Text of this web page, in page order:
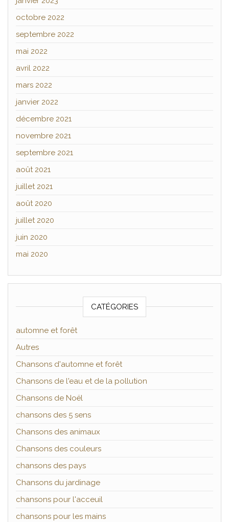
octobre 2022
septembre 2022
mai 2022
avril 2022
mars 2022
janvier 2022
décembre 2021
novembre 2021
septembre 2021
août 2021
juillet 2021
août 2020
juillet 2020
juin 2020
mai 2020
CATÉGORIES
automne et forêt
Autres
Chansons d'automne et forêt
Chansons de l'eau et de la pollution
Chansons de Noël
chansons des 5 sens
Chansons des animaux
Chansons des couleurs
chansons des pays
Chansons du jardinage
chansons pour l'acceuil
chansons pour les mains